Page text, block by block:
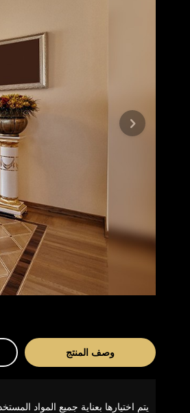
وصف المنتج
يتم اختيارها بعناية جميع المواد